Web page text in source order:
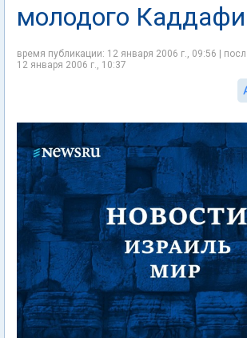
молодого Каддафи
время публикации: 12 января 2006 г., 09:56 |
12 января 2006 г., 10:37